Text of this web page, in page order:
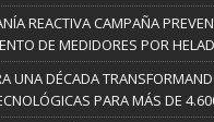
REACTIVA CAMPAÑA
DE MEDIDORES POR
UNA DÉCADA
PARA MÁS DE